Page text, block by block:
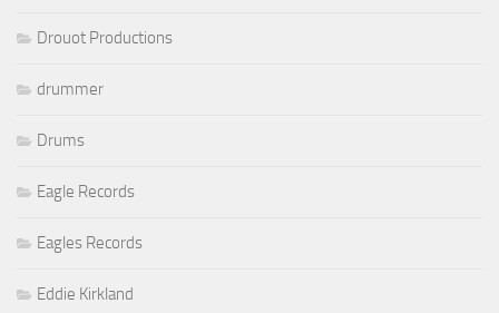
Drouot Productions
drummer
Drums
Eagle Records
Eagles Records
Eddie Kirkland